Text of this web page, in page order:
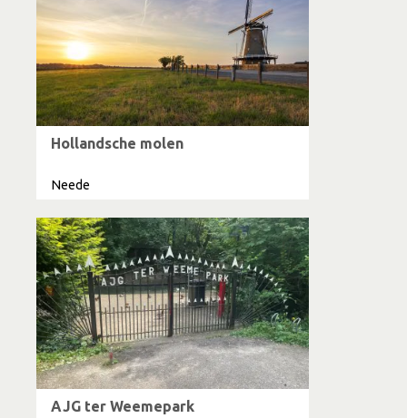
Hollandsche molen
Neede
AJG ter Weemepark